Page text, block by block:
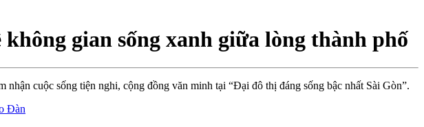
gian sống xanh giữa lòng thành phố
cuộc sống tiện nghi, cộng đồng văn minh tại “Đại đô thị đáng sống bậc nhất Sài Gòn”.
Đàn